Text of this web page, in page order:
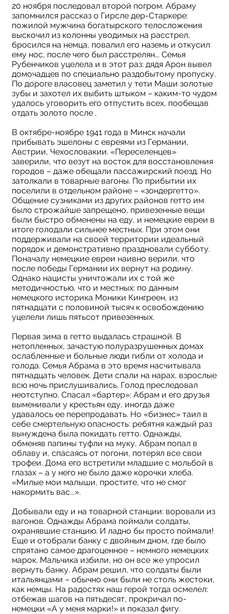
20 ноября последовал второй погром. Абраму
запомнился рассказ о Гирсле дер-Старкере:
пожилой мужчина богатырского телосложения
выскочил из колонны уводимых на расстрел,
бросился на немца, повалил его наземь и откусил
ему нос, после чего был расстрелян... Семья
Рубенчиков уцелела и в этот раз: дядя Арон вывел
домочадцев по специально раздобытому пропуску.
По дороге власовец заметил у тети Маши золотые
зубы и захотел их выбить штыком – каким-то чудом
удалось уговорить его отпустить всех, пообещав
отдать золото после .
В октябре-ноябре 1941 года в Минск начали
прибывать эшелоны с евреями из Германии,
Австрии, Чехословакии. «Переселенцев»
заверили, что везут на восток для восстановления
городов – даже обещали пассажирский поезд. Но
затолкали в товарные вагоны. По прибытии их
поселили в отдельном районе – «зондергетто».
Общение сузниками из других районов гетто им
было строжайше запрещено, привезенные вещи
были быстро обменены на еду, и немецкие евреи в
итоге голодали сильнее местных. При этом они
поддерживали на своей территории идеальный
порядок и демонстративно праздновали субботу.
Поначалу немецкие евреи наивно верили, что
после победы Германии их вернут на родину.
Однако нацисты уничтожали их с той же
методичностью, что и местных: по данным
немецкого историка Моники Кингреен, из
пятнадцати с половиной тысяч к освобождению
уцелели лишь пятьсот привезенных.
Первая зима в гетто выдалась страшной. В
нетопленных, зачастую полуразрушенных домах
ослабленные и больные люди гибли от холода и
голода. Семья Абрама в это время насчитывала
пятнадцать человек. Дети спали на нарах, взрослые
всю ночь прислушивались. Голод преследовал
неотступно. Спасал «бартер»: Абрам и его друзья
выменивали у крестьян еду, иногда даже
удавалось ее перепродавать. Но «бизнес» таил в
себе смертельную опасность: ребятня каждый раз
вынуждена была покидать гетто. Однажды,
обменяв папины туфли на муку, Абрам попал в
облаву и, спасаясь от погони, потерял все свои
трофеи. Дома его встретили младшие с мольбой в
глазах – а у него не было даже корочки хлеба.
«Милые мои малыши, простите, что не смог
накормить вас...».
Добывали еду и на товарной станции: воровали из
вагонов. Однажды Абрама поймали солдаты,
охранявшие станцию. И ладно бы просто поймали!
Еще и отобрали банку с двойным дном, где было
спрятано самое драгоценное – немного немецких
марок. Мальчика избили, но он все же упросил
вернуть банку. Абрам решил, что солдаты были
итальянцами – обычно они были не столь жестоки,
как немцы. На радостях наш герой тогда осмелел:
отбежав шагов на пятьдесят, прокричал по-
немецки «А у меня марки!» и показал фигу.